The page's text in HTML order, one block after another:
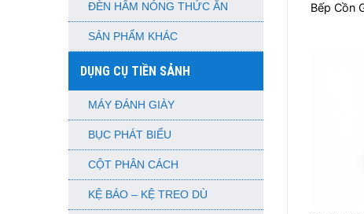
ĐÈN HÂM NÓNG THỨC ĂN
SẢN PHẨM KHÁC
DỤNG CỤ TIỀN SẢNH
MÁY ĐÁNH GIÀY
BỤC PHÁT BIỂU
CỘT PHÂN CÁCH
KỆ BÁO – KỆ TREO DÙ
Bếp Cồn